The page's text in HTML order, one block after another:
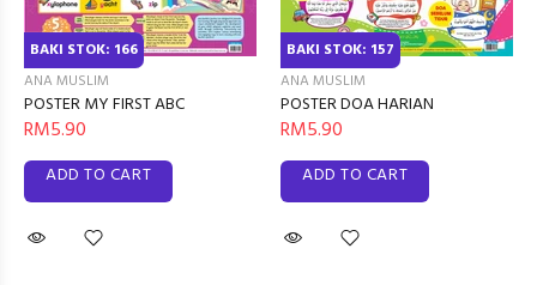
BAKI STOK: 166
ANA MUSLIM
POSTER MY FIRST ABC
RM5.90
ADD TO CART
BAKI STOK: 157
ANA MUSLIM
POSTER DOA HARIAN
RM5.90
ADD TO CART